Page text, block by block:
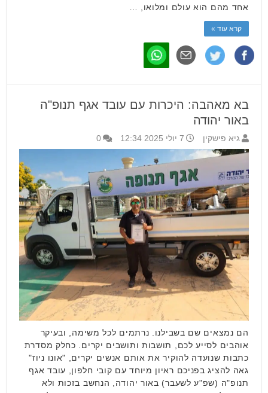
אחד מהם הוא עולם ומלואו, …
קרא עוד »
בא מאהבה: היכרות עם עובד אגף תנופ"ה
באור יהודה
גיא פישקין 7 יולי 2025 12:34 0
הם נמצאים שם בשבילנו. נרתמים לכל משימה, ובעיקר
אוהבים לסייע לכם, תושבות ותושבים יקרים. כחלק מסדרת
כתבות שנועדה להוקיר את אותם אנשים יקרים, "אונו ניוז"
גאה להציג בפניכם ראיון מיוחד עם קובי חלפון, עובד אגף
תנופ"ה (שפ"ע לשעבר) באור יהודה, הנחשב בזכות ולא